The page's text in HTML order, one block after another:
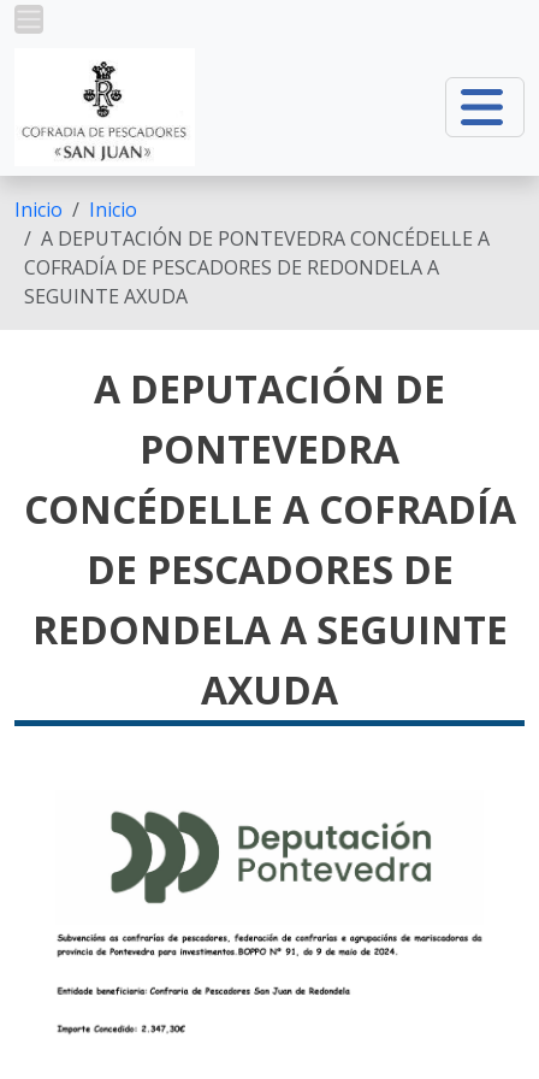
Ir o contido principal
Inicio
Inicio
A DEPUTACIÓN DE PONTEVEDRA CONCÉDELLE A
COFRADÍA DE PESCADORES DE REDONDELA A
SEGUINTE AXUDA
A DEPUTACIÓN DE
PONTEVEDRA
CONCÉDELLE A COFRADÍA
DE PESCADORES DE
REDONDELA A SEGUINTE
AXUDA